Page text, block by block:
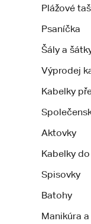
Plážové
Psaníčka
Šály a
Výprodej
Kabelky
Aktovky
Kabelky
Spisovky
Batohy
Manikúra